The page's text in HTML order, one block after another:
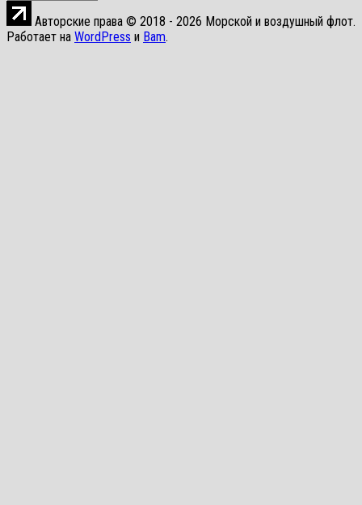
Авторские права © 2018 - 2026 Морской и воздушный флот.
Работает на WordPress и Bam.